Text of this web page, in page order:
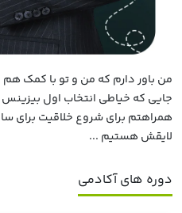
من باور دارم که من و تو با کمک هم
جایی که خیاطی انتخاب اول بیزینس
همراهتم برای شروع خلاقیت برای
لایقش هستیم ...
دوره های آکادمی